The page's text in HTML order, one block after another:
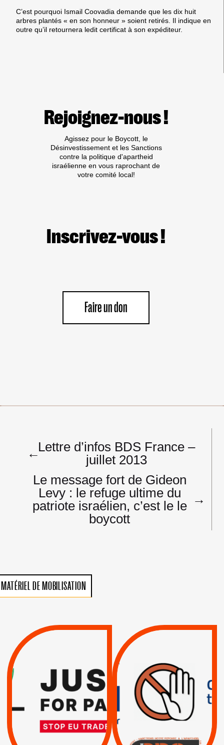
C’est pourquoi Ismail Coovadia demande que les dix huit
arbres plantés « en son honneur » soient retirés. Il indique en
outre qu’il retournera ledit certificat à son expéditeur.
Rejoignez-nous !
Agissez pour le Boycott, le
Désinvestissement et les Sanctions
contre la politique d'apartheid
israélienne en vous raprochant de
votre comité local!
Inscrivez-vous !
Faire un don
Navigation
de
←Lettre d’infos BDS France –
juillet 2013
Le message fort de Gideon
Levy : le refuge ultime du
patriote israélien, c’est le le
boycott
→
MATÉRIEL DE MOBILISATION
VIOLATIONS DES
SUSPENSION
TOTALE DE
L’ACCORD
D’ASSOCIATION UE-
ISRAËL
RESPECT DU DROIT
INTERNATIONAL ?
TRUMP, MACRON :
MÊME COMBAT
| Actus |
| Boycott militaire |